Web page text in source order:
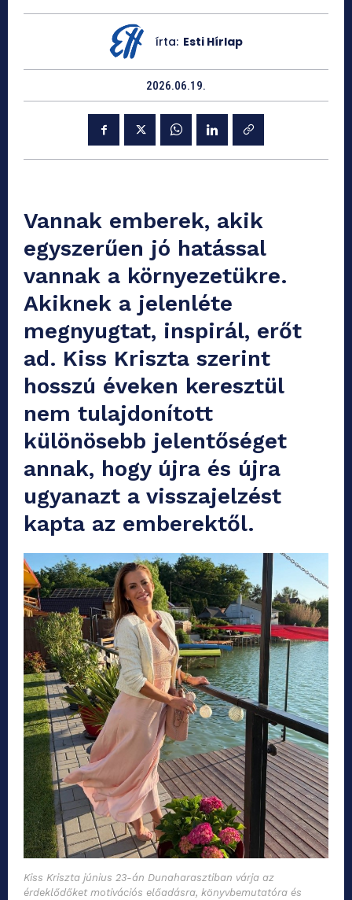
írta: Esti Hírlap
2026.06.19.
Vannak emberek, akik
egyszerűen jó hatással
vannak a környezetükre.
Akiknek a jelenléte
megnyugtat, inspirál, erőt
ad. Kiss Kriszta szerint
hosszú éveken keresztül
nem tulajdonított
különösebb jelentőséget
annak, hogy újra és újra
ugyanazt a visszajelzést
kapta az emberektől.
Kiss Kriszta június 23-án Dunaharasztiban várja az
érdeklődőket motivációs előadásra, könyvbemutatóra és